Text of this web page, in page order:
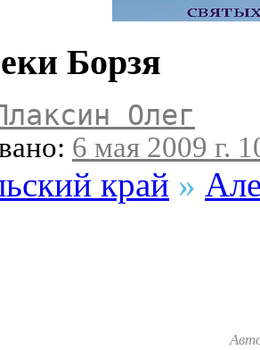
Борзя
Олег
6 мая 2009 г.
край »